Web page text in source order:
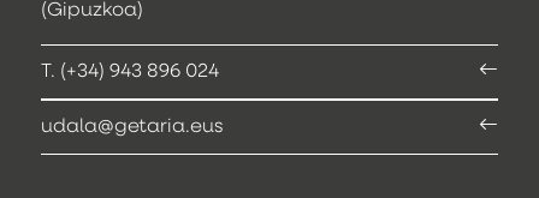
(Gipuzkoa)
T. (+34) 943 896 024
udala@getaria.eus